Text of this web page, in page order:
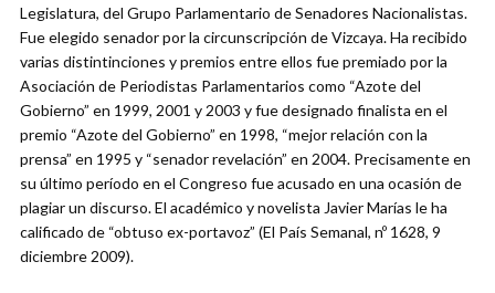
Legislatura, del Grupo Parlamentario de Senadores Nacionalistas.
Fue elegido senador por la circunscripción de Vizcaya. Ha recibido
varias distintinciones y premios entre ellos fue premiado por la
Asociación de Periodistas Parlamentarios como “Azote del
Gobierno” en 1999, 2001 y 2003 y fue designado finalista en el
premio “Azote del Gobierno” en 1998, “mejor relación con la
prensa” en 1995 y “senador revelación” en 2004. Precisamente en
su último período en el Congreso fue acusado en una ocasión de
plagiar un discurso. El académico y novelista Javier Marías le ha
calificado de “obtuso ex-portavoz” (El País Semanal, nº 1628, 9
diciembre 2009).